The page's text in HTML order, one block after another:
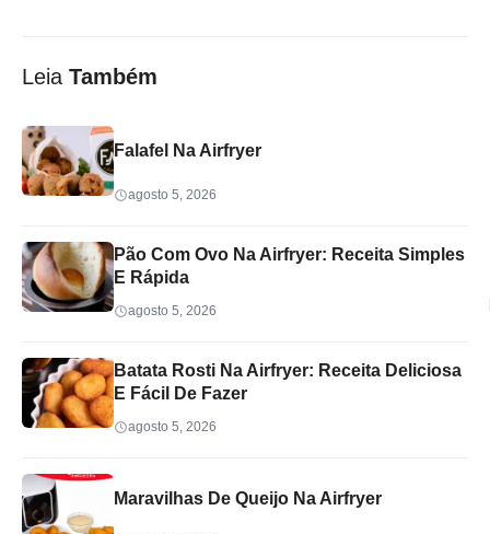
Leia Também
Falafel Na Airfryer
agosto 5, 2026
Pão Com Ovo Na Airfryer: Receita Simples
E Rápida
agosto 5, 2026
Batata Rosti Na Airfryer: Receita Deliciosa
E Fácil De Fazer
agosto 5, 2026
Maravilhas De Queijo Na Airfryer